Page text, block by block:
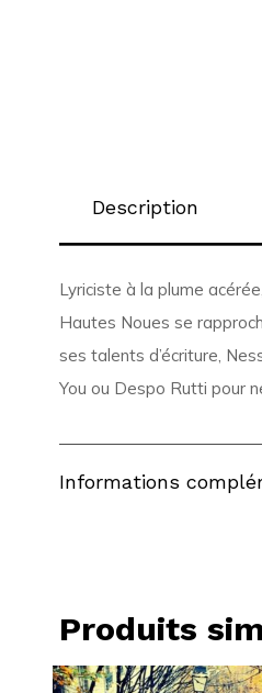
Description
Lyriciste à la plume
Hautes Noues se
ses talents d’écriture,
You ou Despo Rutti pour
Informations
Produits